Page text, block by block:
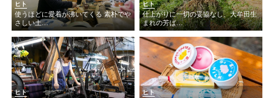
ヒト
使うほどに愛着が沸いてくる 素朴でや
さしい土…
ヒト
仕上がりに一切の妥協なし、大牟田生
まれの芳ば…
ヒト ヒト